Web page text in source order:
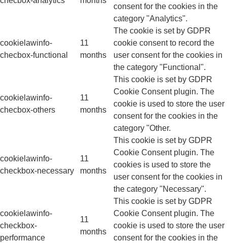
consent for the cookies in the
category "Analytics".
cookielawinfo-
checbox-functional
11
months
The cookie is set by GDPR
cookie consent to record the
user consent for the cookies in
the category "Functional".
cookielawinfo-
checbox-others
11
months
This cookie is set by GDPR
Cookie Consent plugin. The
cookie is used to store the user
consent for the cookies in the
category "Other.
cookielawinfo-
checkbox-necessary
11
months
This cookie is set by GDPR
Cookie Consent plugin. The
cookies is used to store the
user consent for the cookies in
the category "Necessary".
cookielawinfo-
checkbox-
performance
11
months
This cookie is set by GDPR
Cookie Consent plugin. The
cookie is used to store the user
consent for the cookies in the